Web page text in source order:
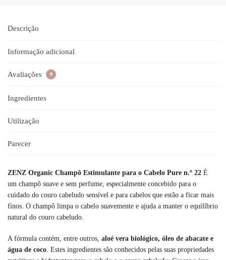
Descrição
Informação adicional
Avaliações 0
Ingredientes
Utilização
Parecer
ZENZ Organic Champô Estimulante para o Cabelo Pure n.º 22 É
um champô suave e sem perfume, especialmente concebido para o
cuidado do couro cabeludo sensível e para cabelos que estão a ficar mais
finos. O champô limpa o cabelo suavemente e ajuda a manter o equilíbrio
natural do couro cabeludo.
A fórmula contém, entre outros, aloé vera biológico, óleo de abacate e
água de coco . Estes ingredientes são conhecidos pelas suas propriedades